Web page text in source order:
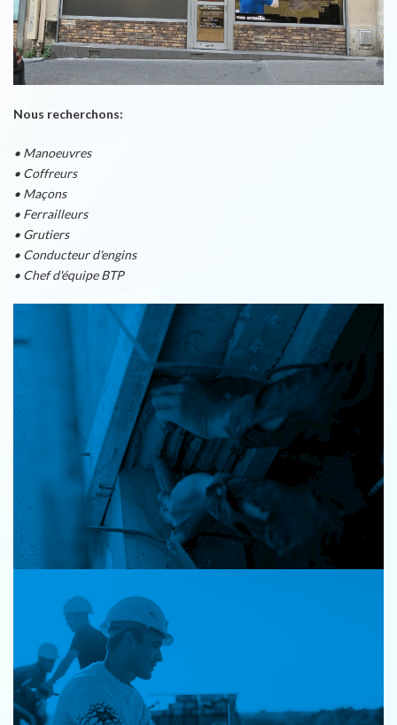
Nous recherchons:
• Manoeuvres
• Coffreurs
• Maçons
• Ferrailleurs
• Grutiers
• Conducteur d'engins
• Chef d'équipe BTP